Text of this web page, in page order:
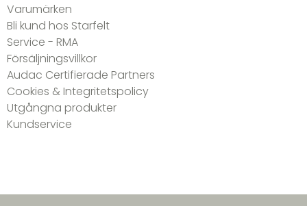
Varumärken
Bli kund hos Starfelt
Service - RMA
Försäljningsvillkor
Audac Certifierade Partners
Cookies & Integritetspolicy
Utgångna produkter
Kundservice